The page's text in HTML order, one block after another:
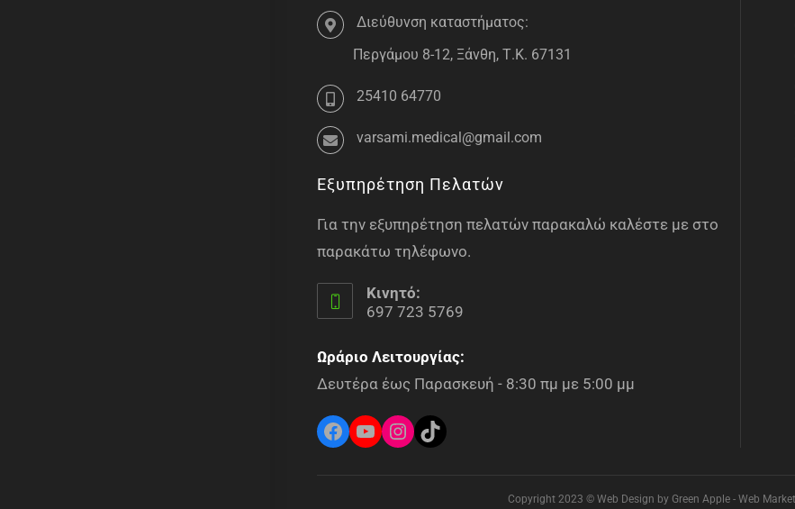
Διεύθυνση καταστήματος:
Περγάμου 8-12, Ξάνθη, Τ.Κ. 67131
25410 64770
varsami.medical@gmail.com
Εξυπηρέτηση Πελατών
Για την εξυπηρέτηση πελατών παρακαλώ καλέστε με στο
παρακάτω τηλέφωνο.
Κινητό:
697 723 5769
Ωράριο Λειτουργίας:
Δευτέρα έως Παρασκευή - 8:30 πμ με 5:00 μμ
Copyright 2023 © Web Design by Green Apple - Web